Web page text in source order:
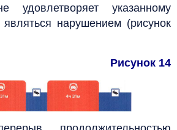
удовлетворяет указанному
нарушением (рисунок
Рисунок 14